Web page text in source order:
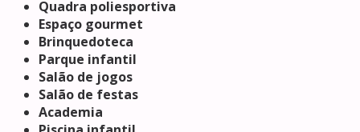
Quadra poliesportiva
Espaço gourmet
Brinquedoteca
Parque infantil
Salão de jogos
Salão de festas
Academia